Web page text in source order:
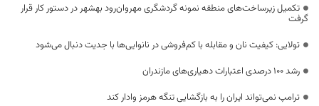
تکمیل زیرساخت‌های منطقه نمونه گردشگری مهروان‌رود بهشهر در دستور کار قرار
گرفت
تولایی: کیفیت نان و مقابله با کم‌فروشی در نانوایی‌ها با جدیت دنبال می‌شود
رشد ۱۰۰ درصدی اعتبارات دهیاری‌های مازندران
ترامپ نمی‌تواند ایران را به بازگشایی تنگه هرمز وادار کند